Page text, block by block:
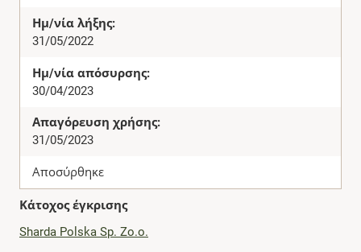
Ημ/νία λήξης:
31/05/2022
Ημ/νία απόσυρσης:
30/04/2023
Απαγόρευση χρήσης:
31/05/2023
Αποσύρθηκε
Κάτοχος έγκρισης
Sharda Polska Sp. Zo.o.